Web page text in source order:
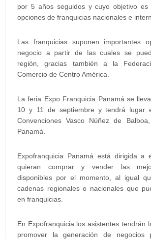
por 5 años seguidos y cuyo objetivo es
opciones de franquicias nacionales e
Las franquicias suponen importantes
negocio a partir de las cuales se
región, gracias también a la
Comercio de Centro América.
La feria Expo Franquicia Panamá se
10 y 11 de septiembre y tendrá lugar
Convenciones Vasco Núñez de
Panamá.
Expofranquicia Panamá está dirigida a
quieran comprar y vender las
disponibles por el momento, al igual
cadenas regionales o nacionales que
en franquicias.
En Expofranquicia los asistentes tendrán
promover la generación de negocios